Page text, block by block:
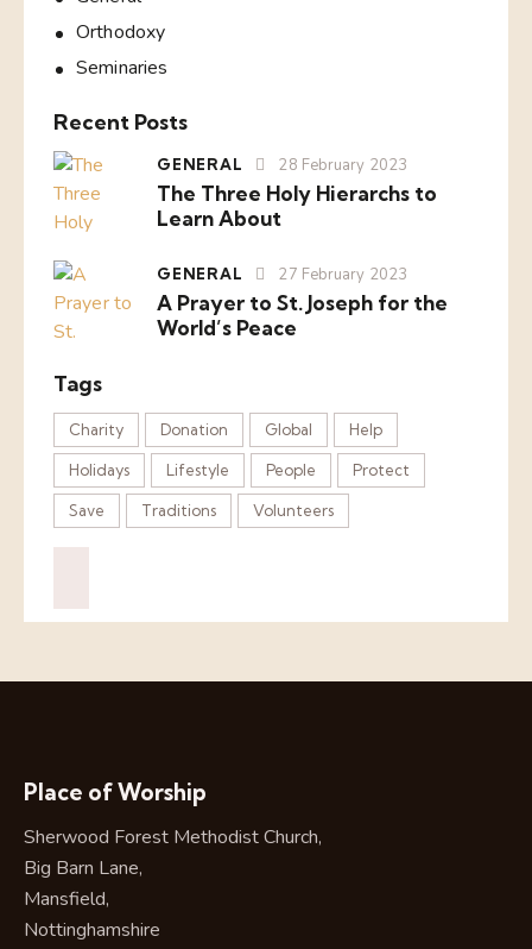
Orthodoxy
Seminaries
Recent Posts
GENERAL 28 February 2023
The Three Holy Hierarchs to
Learn About
GENERAL 27 February 2023
A Prayer to St. Joseph for the
World’s Peace
Tags
Charity Donation Global Help
Holidays Lifestyle People Protect
Save Traditions Volunteers
Place of Worship
Sherwood Forest Methodist Church,
Big Barn Lane,
Mansfield,
Nottinghamshire